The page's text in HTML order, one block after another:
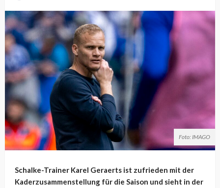
Foto: IMAGO
Schalke-Trainer Karel Geraerts ist zufrieden mit der
Kaderzusammenstellung für die Saison und sieht in der